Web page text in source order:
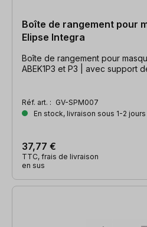
Boîte de rangement pour
Elipse Integra
Boîte de rangement pour
ABEK1P3 et P3 | avec support
Réf. art. : GV-SPM007
En stock, livraison sous 1-2
37,77 €
TTC, frais de livraison
en sus